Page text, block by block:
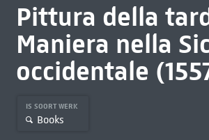
Pittura della
Maniera nella
occidentale
IS SOORT WERK
Books